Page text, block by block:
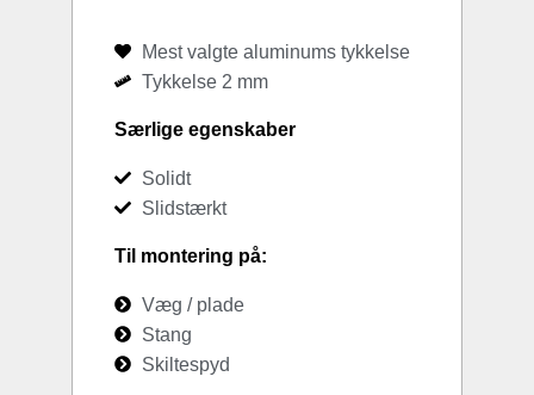
Mest valgte aluminums tykkelse
Tykkelse 2 mm
Særlige egenskaber
Solidt
Slidstærkt
Til montering på:
Væg / plade
Stang
Skiltespyd